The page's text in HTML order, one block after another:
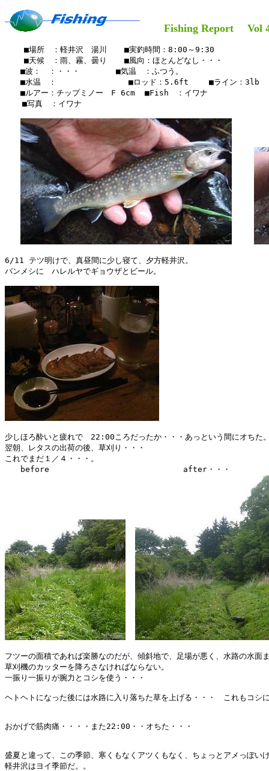
Fishing Report Vol
    ■場所　：軽井沢　湯川　  ■実釣時間：8:00～9:30
    ■天候　：雨、霧、曇り  　■風向：ほとんどなし・・・
■波：　：・・・　　　　 ■気温　：ふつう。
■水温　：　　　　　　　  　■ロッド：5.6ft 　　■ライン：3lb
■ルアー：チップミノー　F 6cm  ■Fish　：イワナ
  　■写真　：イワナ
6/11 テツ明けで、真昼間に少し寝て、夕方軽井沢。
バンメシに　ハレルヤでギョウザとビール。
少しほろ酔いと疲れで　22:00ころだったか・・・あっという間にオちた
翌朝、レタスの出荷の後、草刈り・・・
これでまだ１／４・・・。
フツーの面積であれば楽勝なのだが、傾斜地で、足場が悪く、水路の水面
草刈機のカッターを降ろさなければならない。
一振り一振りが腕力とコシを使う・・・
ヘトヘトになった後には水路に入り落ちた草を上げる・・・　これもコシ
おかげで筋肉痛・・・・また22:00・・オちた・・・
盛夏と違って、この季節、寒くもなくアツくもなく、ちょっとアメっぽい
軽井沢はヨイ季節だ。。